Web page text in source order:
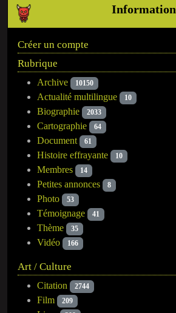
Information
Créer un compte
Rubrique
Archive 10150
Actualité multilingue 10
Biographie 2033
Cartographie 64
Document 61
Histoire effrayante 10
Membres 14
Petites annonces 8
Photo 53
Témoignage 41
Thème 35
Vidéo 166
Art / Culture
Citation 2744
Film 209